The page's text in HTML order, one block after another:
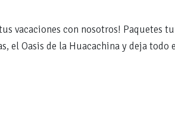
vacaciones con nosotros! Paquetes
el Oasis de la Huacachina y deja